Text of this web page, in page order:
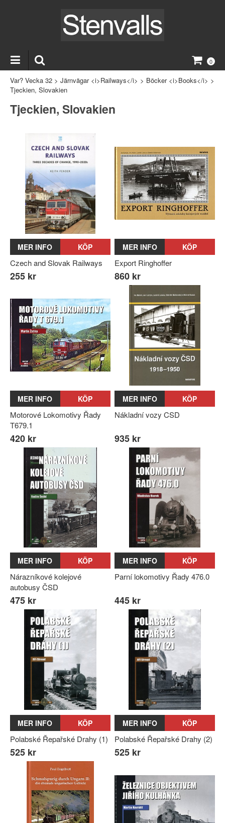
0
Var? Vecka 32 > Järnvägar <i>Railways</i> > Böcker <i>Books</i> >
Tjeckien, Slovakien
Tjeckien, Slovakien
MER INFO KÖP
Czech and Slovak Railways
255 kr
MER INFO KÖP
Export Ringhoffer
860 kr
MER INFO KÖP
Motorové Lokomotivy Řady
T679.1
420 kr
MER INFO KÖP
Nákladní vozy CSD
935 kr
MER INFO KÖP
Nárazníkové kolejové
autobusy ČSD
475 kr
MER INFO KÖP
Parní lokomotivy Řady 476.0
445 kr
MER INFO KÖP
Polabské Řepařské Drahy (1)
525 kr
MER INFO KÖP
Polabské Řepařské Drahy (2)
525 kr